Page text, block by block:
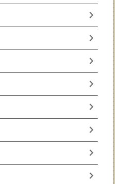
chevron_right
chevron_right
chevron_right
chevron_right
chevron_right
chevron_right
chevron_right
chevron_right